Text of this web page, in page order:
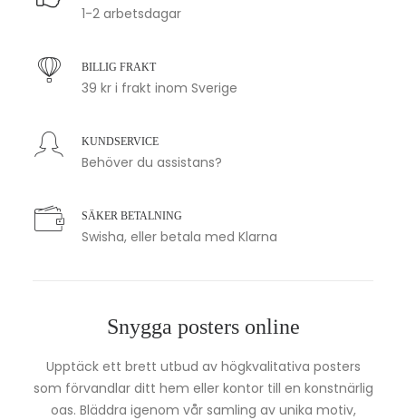
1-2 arbetsdagar
BILLIG FRAKT
39 kr i frakt inom Sverige
KUNDSERVICE
Behöver du assistans?
SÄKER BETALNING
Swisha, eller betala med Klarna
Snygga posters online
Upptäck ett brett utbud av högkvalitativa posters
som förvandlar ditt hem eller kontor till en konstnärlig
oas. Bläddra igenom vår samling av unika motiv,